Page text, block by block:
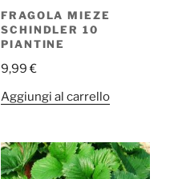
FRAGOLA MIEZE
SCHINDLER 10
PIANTINE
9,99€
Aggiungi al carrello